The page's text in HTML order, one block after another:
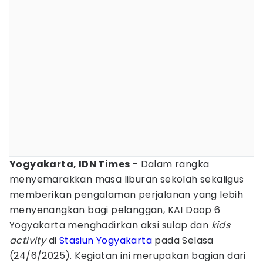
Yogyakarta, IDN Times - Dalam rangka
menyemarakkan masa liburan sekolah sekaligus
memberikan pengalaman perjalanan yang lebih
menyenangkan bagi pelanggan, KAI Daop 6
Yogyakarta menghadirkan aksi sulap dan kids
activitydi Stasiun Yogyakarta pada Selasa
(24/6/2025). Kegiatan ini merupakan bagian dari